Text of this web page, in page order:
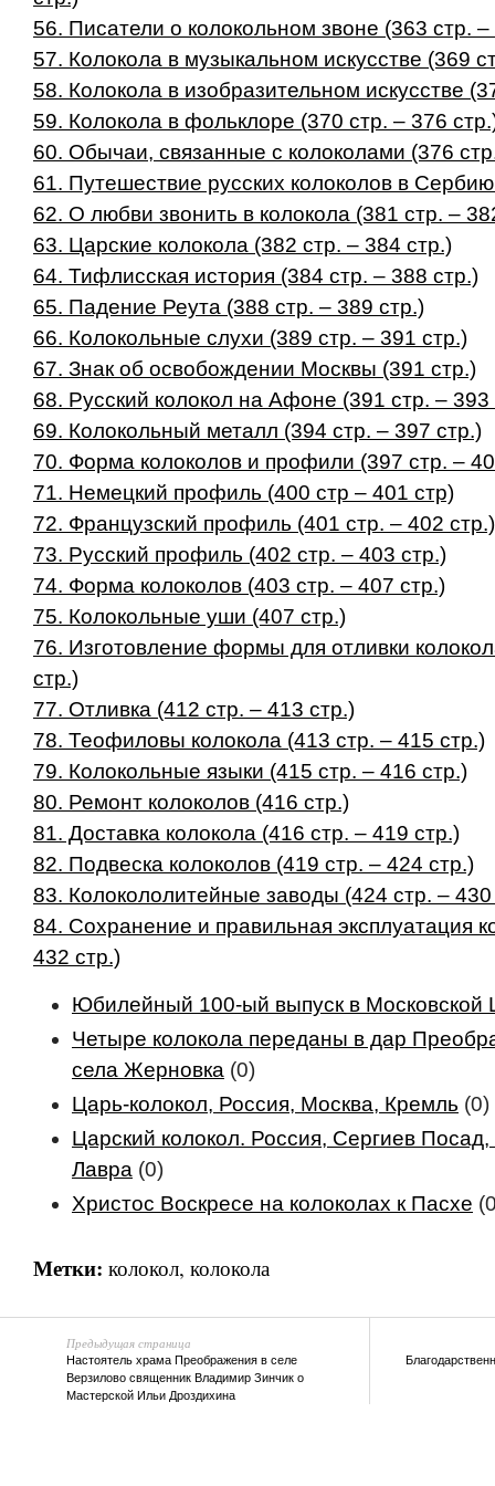
56. Писатели о колокольном звоне (363 стр. –
57. Колокола в музыкальном искусстве (369
58. Колокола в изобразительном искусстве
59. Колокола в фольклоре (370 стр. – 376
60. Обычаи, связанные с колоколами (376
61. Путешествие русских колоколов в
62. О любви звонить в колокола (381 стр. –
63. Царские колокола (382 стр. – 384 стр.)
64. Тифлисская история (384 стр. – 388 стр.)
65. Падение Реута (388 стр. – 389 стр.)
66. Колокольные слухи (389 стр. – 391 стр.)
67. Знак об освобождении Москвы (391 стр.)
68. Русский колокол на Афоне (391 стр. – 393
69. Колокольный металл (394 стр. – 397 стр.)
70. Форма колоколов и профили (397 стр. –
71. Немецкий профиль (400 стр – 401 стр)
72. Французский профиль (401 стр. – 402 стр.)
73. Русский профиль (402 стр. – 403 стр.)
74. Форма колоколов (403 стр. – 407 стр.)
75. Колокольные уши (407 стр.)
76. Изготовление формы для отливки
стр.)
77. Отливка (412 стр. – 413 стр.)
78. Теофиловы колокола (413 стр. – 415 стр.)
79. Колокольные языки (415 стр. – 416 стр.)
80. Ремонт колоколов (416 стр.)
81. Доставка колокола (416 стр. – 419 стр.)
82. Подвеска колоколов (419 стр. – 424 стр.)
83. Колокололитейные заводы (424 стр. – 430
84. Сохранение и правильная эксплуатация
432 стр.)
Юбилейный 100-ый выпуск в Московской
Четыре колокола переданы в дар
села Жерновка (0)
Царь-колокол, Россия, Москва, Кремль (0)
Царский колокол. Россия, Сергиев
Лавра (0)
Христос Воскресе на колоколах к Пасхе
Метки: колокол, колокола
Предыдущая страница
Настоятель храма Преображения в селе
Верзилово священник Владимир Зинчик о
Мастерской Ильи Дроздихина